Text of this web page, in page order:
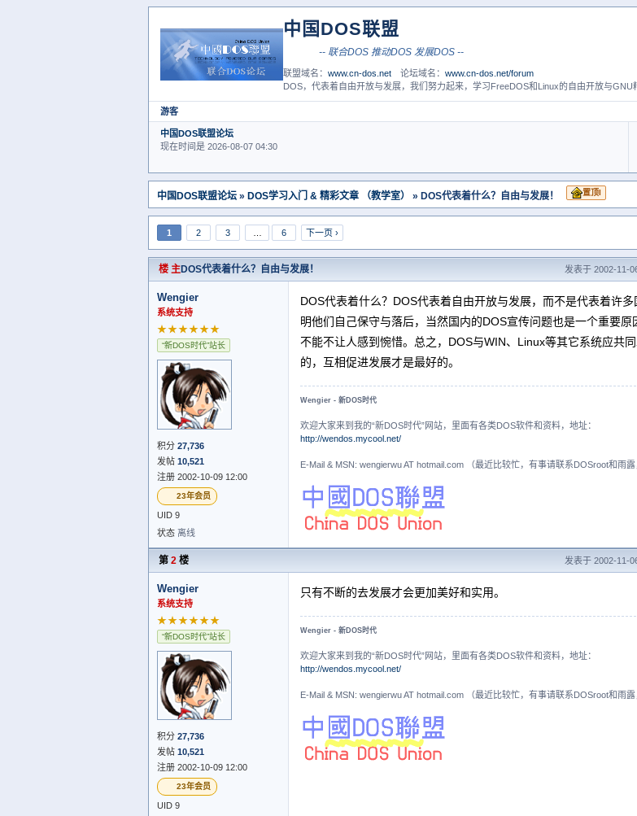
中国DOS联盟
-- 联合DOS 推动DOS 发展DOS --
联盟域名：www.cn-dos.net 论坛域名：www.cn-dos.net/forum
DOS，代表着自由开放与发展，我们努力起来，学习FreeDOS和Linux的自由开放与GNU
游客
中国DOS联盟论坛
现在时间是 2026-08-07 04:30
中国DOS联盟论坛 » DOS学习入门 & 精彩文章 （教学室） » DOS代表着什么？自由与发展！ 置顶I
1 2 3 6 下一页 ›
楼 主DOS代表着什么？自由与发展！ 发表于 2002-11-
Wengier
系统支持
★★★★★★
“新DOS时代”站长
积分 27,736
发帖 10,521
注册 2002-10-09 12:00
23年会员
UID 9
状态 离线
DOS代表着什么？DOS代表着自由开放与发展，而不是代表着许
明他们自己保守与落后，当然国内的DOS宣传问题也是一个重要
不能不让人感到惋惜。总之，DOS与WIN、Linux等其它系统应共
的，互相促进发展才是最好的。
Wengier - 新DOS时代
欢迎大家来到我的“新DOS时代”网站，里面有各类DOS软件和资料，地址：
http://wendos.mycool.net/
E-Mail & MSN: wengierwu AT hotmail.com （最近比较忙，有事请联系DOSroot和雨露
第 2 楼 发表于 2002-11-
Wengier
系统支持
★★★★★★
“新DOS时代”站长
积分 27,736
发帖 10,521
注册 2002-10-09 12:00
23年会员
UID 9
只有不断的去发展才会更加美好和实用。
Wengier - 新DOS时代
欢迎大家来到我的“新DOS时代”网站，里面有各类DOS软件和资料，地址：
http://wendos.mycool.net/
E-Mail & MSN: wengierwu AT hotmail.com （最近比较忙，有事请联系DOSroot和雨露